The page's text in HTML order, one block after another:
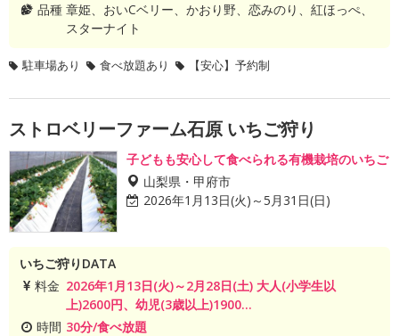
品種 章姫、おいCベリー、かおり野、恋みのり、紅ほっぺ、
スターナイト
駐車場あり 食べ放題あり 【安心】予約制
ストロベリーファーム石原 いちご狩り
子どもも安心して食べられる有機栽培のいちご
山梨県・甲府市
2026年1月13日(火)～5月31日(日)
いちご狩りDATA
料金 2026年1月13日(火)～2月28日(土) 大人(小学生以
上)2600円、幼児(3歳以上)1900...
時間 30分/食べ放題